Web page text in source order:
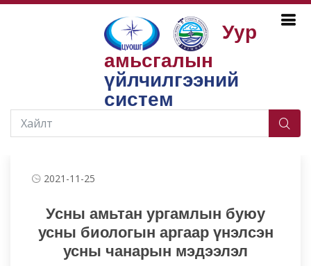
Уур
амьсгалын
үйлчилгээний
систем
Усны нөөц
Усны амьтан ургамлын буюу усны биологийн аргаар
үнэлсэн усын чанарын мэдээлэл
2021-11-25
Усны амьтан ургамлын буюу
усны биологын аргаар үнэлсэн
усны чанарын мэдээлэл